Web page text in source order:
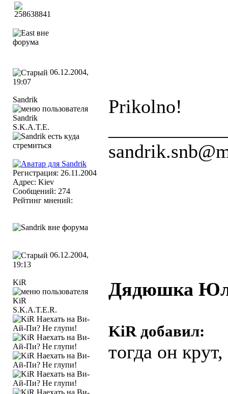
06.12.2004,
19:07
Sandrik
S.K.A.T.E.
Регистрация: 26.11.2004
Адрес: Kiev
Сообщений: 274
Рейтинг мнений:
Prikolno!
06.12.2004,
19:13
KiR
S.K.A.T.E.R.
Дядюшка
KiR добавил:
тогда он